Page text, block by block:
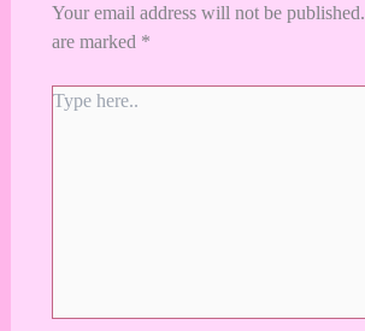
Your email address will not be published.
are marked *
Type